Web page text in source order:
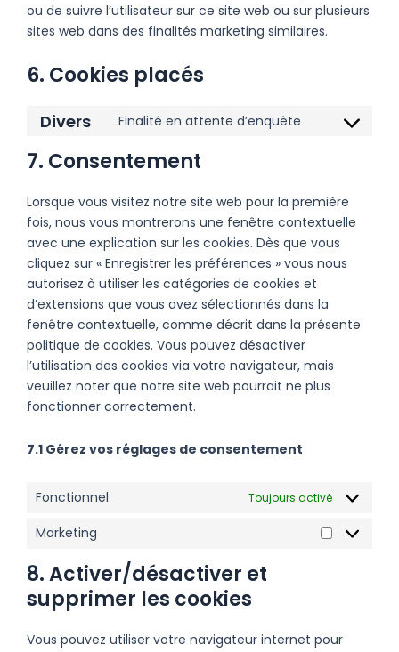
ou de suivre l’utilisateur sur ce site web ou sur plusieurs
sites web dans des finalités marketing similaires.
6. Cookies placés
Divers Finalité en attente d’enquête
7. Consentement
Lorsque vous visitez notre site web pour la première
fois, nous vous montrerons une fenêtre contextuelle
avec une explication sur les cookies. Dès que vous
cliquez sur « Enregistrer les préférences » vous nous
autorisez à utiliser les catégories de cookies et
d’extensions que vous avez sélectionnés dans la
fenêtre contextuelle, comme décrit dans la présente
politique de cookies. Vous pouvez désactiver
l’utilisation des cookies via votre navigateur, mais
veuillez noter que notre site web pourrait ne plus
fonctionner correctement.
7.1 Gérez vos réglages de consentement
Fonctionnel Toujours activé
Marketing
8. Activer/désactiver et
supprimer les cookies
Vous pouvez utiliser votre navigateur internet pour